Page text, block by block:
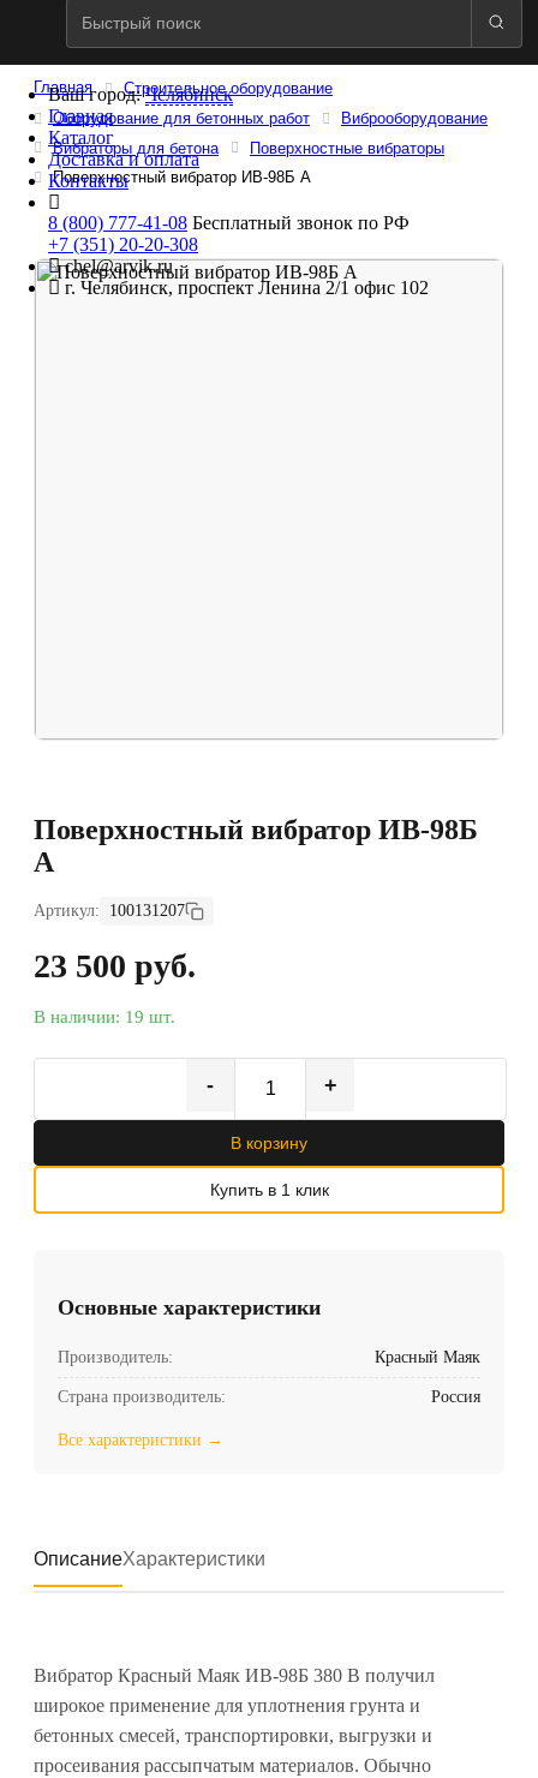
Ваш город:Челябинск
Главная
Каталог
Доставка и оплата
Контакты
8 (800) 777-41-08 Бесплатный звонок по РФ
+7 (351) 20-20-308
chel@arvik.ru
г. Челябинск, проспект Ленина 2/1 офис 102
Главная
Строительное оборудование
Оборудование для бетонных работ
Виброоборудование
Вибраторы для бетона
Поверхностные вибраторы
Поверхностный вибратор ИВ-98Б A
Поверхностный вибратор ИВ-98Б
A
Артикул: 100131207
23 500 руб.
В наличии: 19 шт.
- +
В корзину
Купить в 1 клик
Основные характеристики
Производитель: Красный Маяк
Страна производитель: Россия
Все характеристики →
ОписаниеХарактеристики
Вибратор Красный Маяк ИВ-98Б 380 В получил
широкое применение для уплотнения грунта и
бетонных смесей, транспортировки, выгрузки и
просеивания рассыпчатым материалов. Обычно